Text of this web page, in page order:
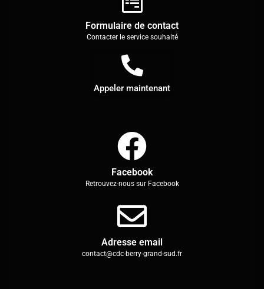
Formulaire de contact
Contacter le service souhaité
Appeler maintenant
Facebook
Retrouvez-nous sur Facebook
Adresse email
contact@cdc-berry-grand-sud.fr